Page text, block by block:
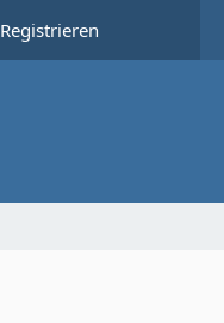
Registrieren